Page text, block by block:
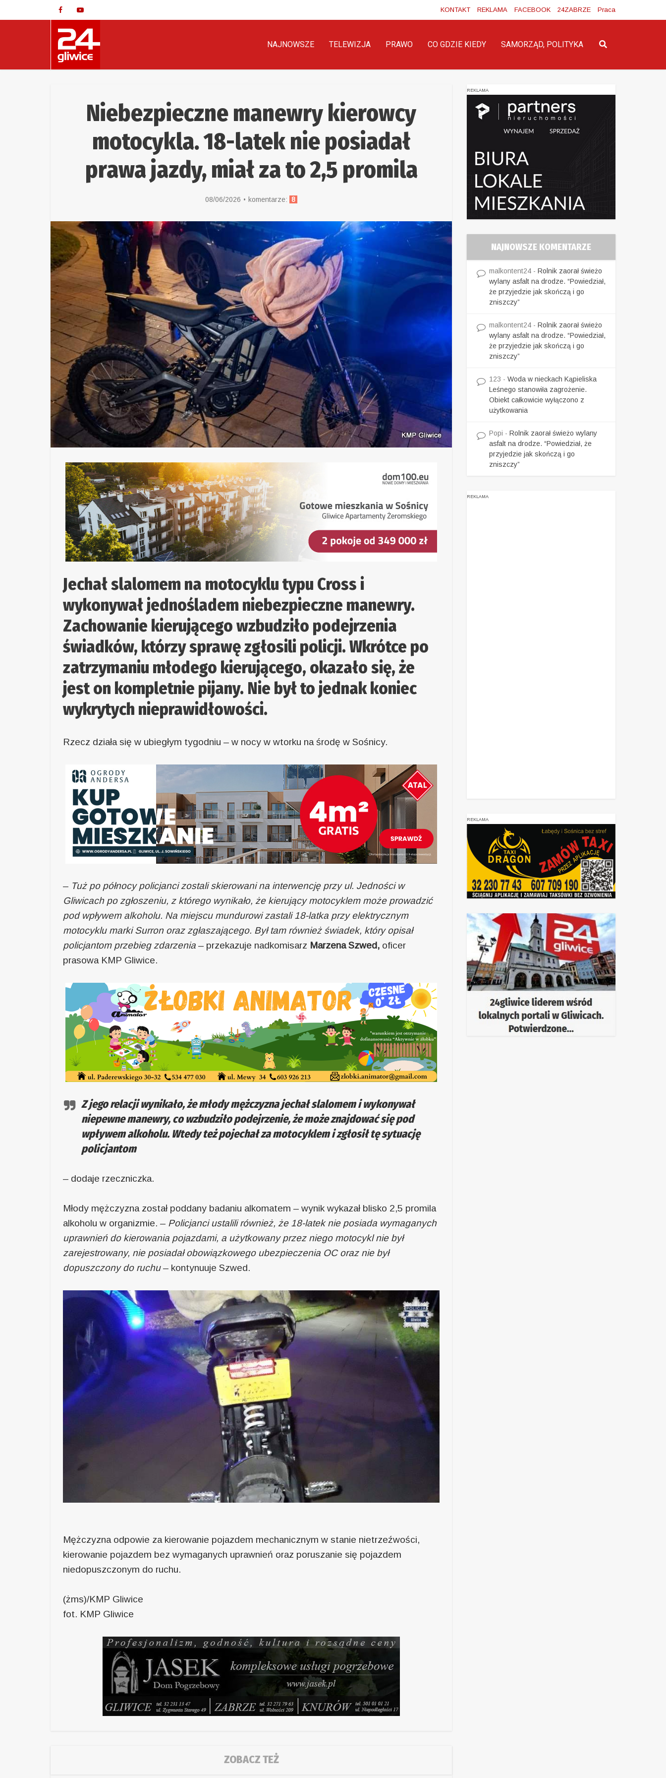
KONTAKT REKLAMA FACEBOOK 24ZABRZE Praca
NAJNOWSZE TELEWIZJA PRAWO CO GDZIE KIEDY SAMORZĄD, POLITYKA
Niebezpieczne manewry kierowcy
motocykla. 18-latek nie posiadał
prawa jazdy, miał za to 2,5 promila
08/06/2026 komentarze: 8
Jechał slalomem na motocyklu typu Cross i
wykonywał jednośladem niebezpieczne manewry.
Zachowanie kierującego wzbudziło podejrzenia
świadków, którzy sprawę zgłosili policji. Wkrótce po
zatrzymaniu młodego kierującego, okazało się, że
jest on kompletnie pijany. Nie był to jednak koniec
wykrytych nieprawidłowości.
Rzecz działa się w ubiegłym tygodniu – w nocy w wtorku na środę w Sośnicy.
– Tuż po północy policjanci zostali skierowani na interwencję przy ul. Jedności w
Gliwicach po zgłoszeniu, z którego wynikało, że kierujący motocyklem może prowadzić
pod wpływem alkoholu. Na miejscu mundurowi zastali 18-latka przy elektrycznym
motocyklu marki Surron oraz zgłaszającego. Był tam również świadek, który opisał
policjantom przebieg zdarzenia – przekazuje nadkomisarz Marzena Szwed, oficer
prasowa KMP Gliwice.
Z jego relacji wynikało, że młody mężczyzna jechał slalomem i wykonywał
niepewne manewry, co wzbudziło podejrzenie, że może znajdować się pod
wpływem alkoholu. Wtedy też pojechał za motocyklem i zgłosił tę sytuację
policjantom
– dodaje rzeczniczka.
Młody mężczyzna został poddany badaniu alkomatem – wynik wykazał blisko 2,5 promila
alkoholu w organizmie. – Policjanci ustalili również, że 18-latek nie posiada wymaganych
uprawnień do kierowania pojazdami, a użytkowany przez niego motocykl nie był
zarejestrowany, nie posiadał obowiązkowego ubezpieczenia OC oraz nie był
dopuszczony do ruchu– kontynuuje Szwed.
Mężczyzna odpowie za kierowanie pojazdem mechanicznym w stanie nietrzeźwości,
kierowanie pojazdem bez wymaganych uprawnień oraz poruszanie się pojazdem
niedopuszczonym do ruchu.
(żms)/KMP Gliwice
fot. KMP Gliwice
ZOBACZ TEŻ
REKLAMA
NAJNOWSZE KOMENTARZE
malkontent24 - Rolnik zaorał świeżo
wylany asfalt na drodze. “Powiedział,
że przyjedzie jak skończą i go
zniszczy”
malkontent24 - Rolnik zaorał świeżo
wylany asfalt na drodze. “Powiedział,
że przyjedzie jak skończą i go
zniszczy”
123 - Woda w nieckach Kąpieliska
Leśnego stanowiła zagrożenie.
Obiekt całkowicie wyłączono z
użytkowania
Popi - Rolnik zaorał świeżo wylany
asfalt na drodze. “Powiedział, że
przyjedzie jak skończą i go
zniszczy”
REKLAMA
REKLAMA